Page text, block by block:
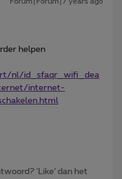
helpen
nl/id_sfaqr_wifi_dea
internet-
‘Like’ dan het